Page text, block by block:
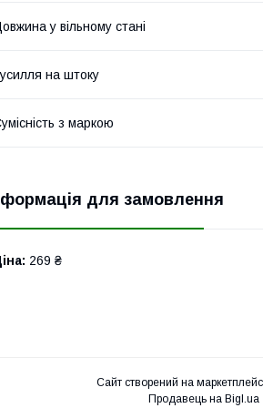
у вільному стані
на штоку
з маркою
для замовлення
269 ₴
Сайт створений на
Продавець на Bigl.ua